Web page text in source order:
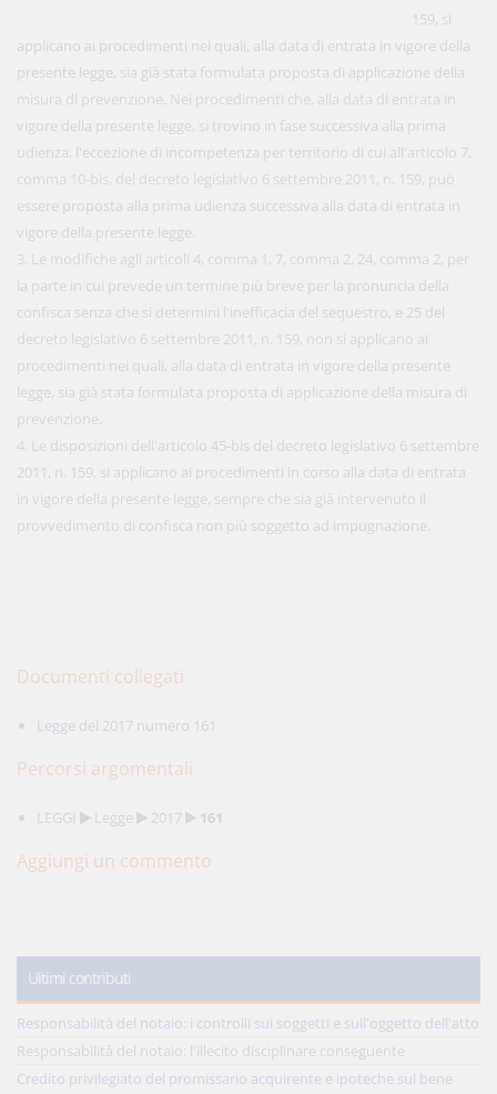
159, si
applicano ai procedimenti nei quali, alla data di entrata in vigore della
presente legge, sia già stata formulata proposta di applicazione della
misura di prevenzione. Nei procedimenti che, alla data di entrata in
vigore della presente legge, si trovino in fase successiva alla prima
udienza, l'eccezione di incompetenza per territorio di cui all'articolo 7,
comma 10-bis, del decreto legislativo 6 settembre 2011, n. 159, può
essere proposta alla prima udienza successiva alla data di entrata in
vigore della presente legge.
3. Le modifiche agli articoli 4, comma 1, 7, comma 2, 24, comma 2, per
la parte in cui prevede un termine più breve per la pronuncia della
confisca senza che si determini l'inefficacia del sequestro, e 25 del
decreto legislativo 6 settembre 2011, n. 159, non si applicano ai
procedimenti nei quali, alla data di entrata in vigore della presente
legge, sia già stata formulata proposta di applicazione della misura di
prevenzione.
4. Le disposizioni dell'articolo 45-bis del decreto legislativo 6 settembre
2011, n. 159, si applicano ai procedimenti in corso alla data di entrata
in vigore della presente legge, sempre che sia già intervenuto il
provvedimento di confisca non più soggetto ad impugnazione.
Documenti collegati
Legge del 2017 numero 161
Percorsi argomentali
LEGGI Legge 2017 161
Aggiungi un commento
Ultimi contributi
Responsabilità del notaio: i controlli sui soggetti e sull'oggetto dell'atto
Responsabilità del notaio: l'illecito disciplinare conseguente
Credito privilegiato del promissario acquirente e ipoteche sul bene